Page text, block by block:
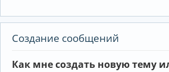
Создание сообщений
Как мне создать новую тему